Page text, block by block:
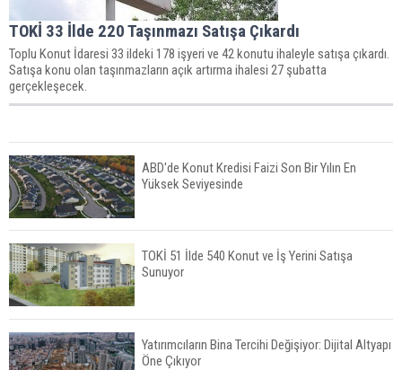
TOKİ 33 İlde 220 Taşınmazı Satışa Çıkardı
Toplu Konut İdaresi 33 ildeki 178 işyeri ve 42 konutu ihaleyle satışa çıkardı.
Satışa konu olan taşınmazların açık artırma ihalesi 27 şubatta
gerçekleşecek.
ABD'de Konut Kredisi Faizi Son Bir Yılın En
Yüksek Seviyesinde
TOKİ 51 İlde 540 Konut ve İş Yerini Satışa
Sunuyor
Yatırımcıların Bina Tercihi Değişiyor: Dijital Altyapı
Öne Çıkıyor